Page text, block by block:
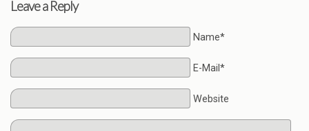
Leave a Reply
Name*
E-Mail*
Website